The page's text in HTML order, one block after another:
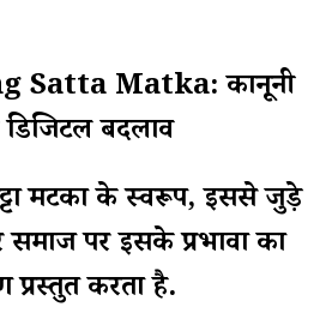
Satta Matka: कानूनी
बदलाव
मटका के स्वरूप, इससे जुड़े
पर इसके प्रभावों का
प्रस्तुत करता है.